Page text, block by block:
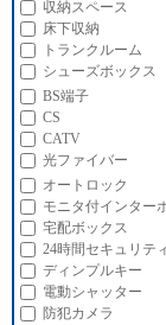
収納スペース
床下収納
トランクルーム
シューズボックス
BS端子
CS
CATV
光ファイバー
オートロック
モニタ付インター
宅配ボックス
24時間セキュリテ
ディンプルキー
電動シャッター
防犯カメラ